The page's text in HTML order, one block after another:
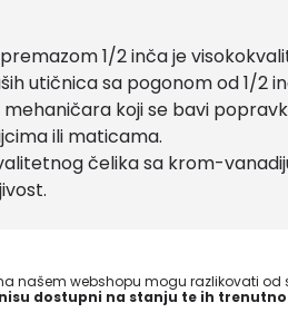
1/2 inča je
utičnica sa pogonom od 1/2
koji se bavi
ili maticama.
čelika sa krom-
našem webshopu mogu razlikovati od
dostupni na stanju te ih